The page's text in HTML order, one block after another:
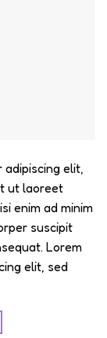
elit,
ut laoreet
enim ad minim
suscipit
Lorem
elit, sed